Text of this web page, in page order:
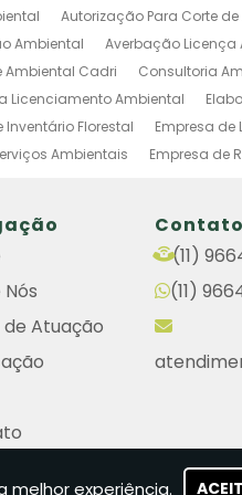
Autorização Para Corte de
Ambiental Averbação Licença
Ambiental Cadri
Consultoria
Licenciamento Ambiental
Inventário Florestal Empresa
Ambientais Empresa de
Licença Para Intervenção
Serviços E Consultoria
de Licenciamento de
Terreno Particular Remoção
Cetesb Consulta Licença
Cetesb Consulta
Ambiental
Ambientais
de Atuação
Contato
(11)
(11)
melhor experiência.